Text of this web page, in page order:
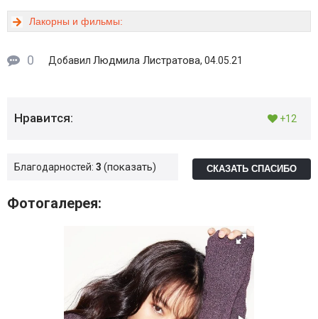
Лакорны и фильмы:
0 Добавил Людмила Листратова, 04.05.21
Нравится: +12
Благодарностей: 3 показать СКАЗАТЬ СПАСИБО
Фотогалерея: